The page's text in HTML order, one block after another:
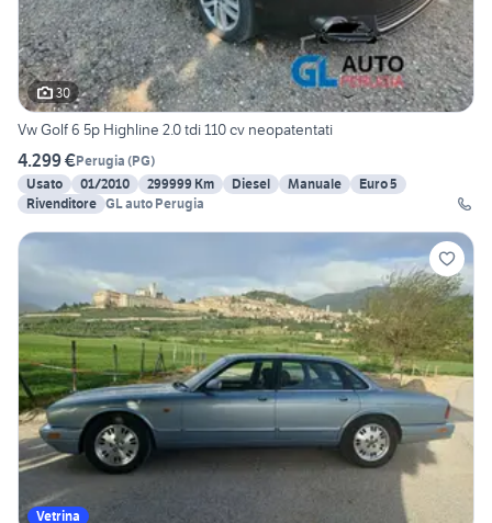
30
Vw Golf 6 5p Highline 2.0 tdi 110 cv neopatentati
4.299 €Perugia (PG)
Usato
01/2010 299999 Km Diesel Manuale
Euro 5
Rivenditore GL auto Perugia
Vetrina